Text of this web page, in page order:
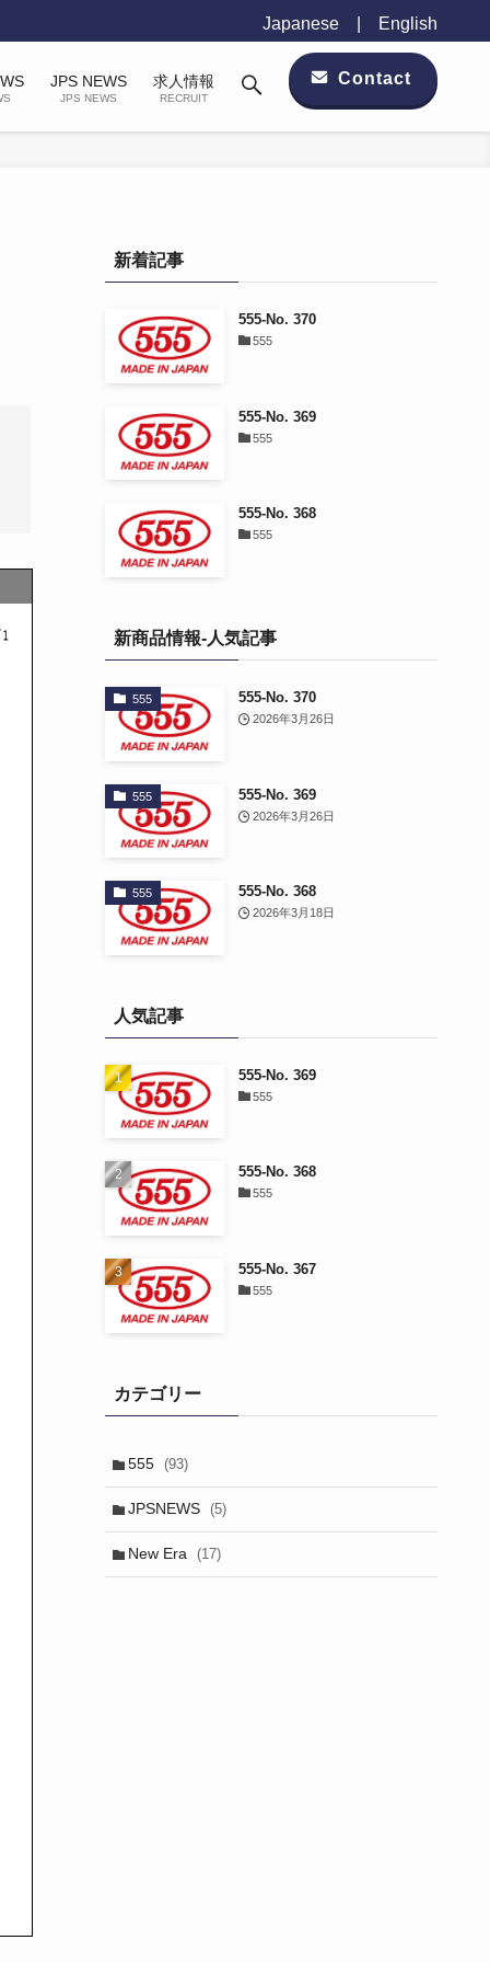
Japanese English
JPS NEWS
JPS NEWS
求人情報
RECRUIT
Contact
新着記事
555-No. 370
555
555-No. 369
555
555-No. 368
555
新商品情報-人気記事
555 555-No. 370
2026年3月26日
555 555-No. 369
2026年3月26日
555 555-No. 368
2026年3月18日
人気記事
555-No. 369
555
555-No. 368
555
555-No. 367
555
カテゴリー
555 (93)
JPSNEWS (5)
New Era (17)